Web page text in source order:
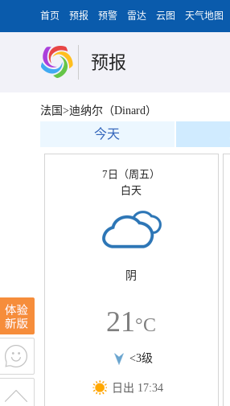
首页 预报 预警 雷达 云图 天气地图
预报
法国>迪纳尔（Dinard）
今天
7日（周五）
白天
阴
21°C
<3级
日出 17:34